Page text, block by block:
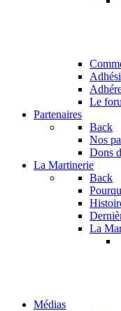
Le
Partenaires
Back
Nos
Dons
La Martinerie
Back
La
Médias